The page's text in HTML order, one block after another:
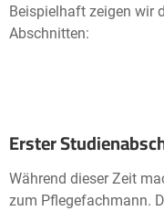
Beispielhaft zeigen wir
Abschnitten:
Erster
Während dieser Zeit
zum Pflegefachmann.